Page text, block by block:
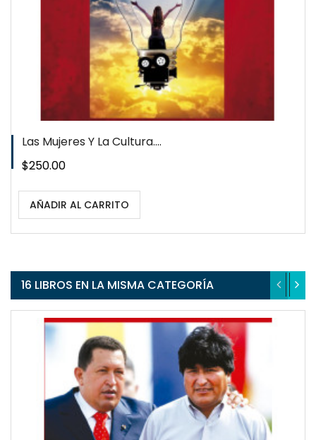
Las Mujeres Y La Cultura....
Precio
$250.00
AÑADIR AL CARRITO
16 LIBROS EN LA MISMA CATEGORÍA